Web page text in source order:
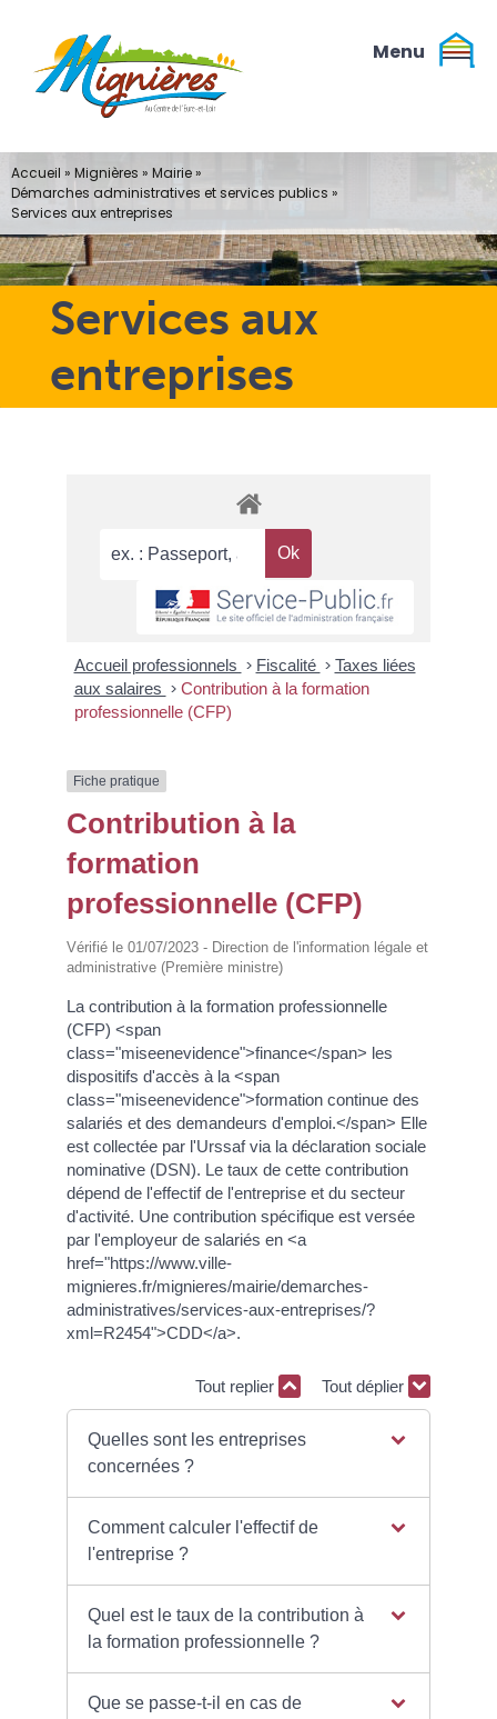
contenu
Services aux
entreprises
Accueil » Mignières » Mairie»
Démarches administratives et services publics »
Services aux entreprises
Accueil professionnels > Fiscalité > Taxes liées
aux salaires > Contribution à la formation
professionnelle (CFP)
Fiche pratique
Contribution à la
formation
professionnelle (CFP)
Vérifié le 01/07/2023 - Direction de l'information légale et
administrative (Première ministre)
La contribution à la formation professionnelle
(CFP) <span
class="miseenevidence">finance</span> les
dispositifs d'accès à la <span
class="miseenevidence">formation continue des
salariés et des demandeurs d'emploi.</span> Elle
est collectée par l'Urssaf via la déclaration sociale
nominative (DSN). Le taux de cette contribution
dépend de l'effectif de l'entreprise et du secteur
d'activité. Une contribution spécifique est versée
par l'employeur de salariés en <a
href="https://www.ville-
mignieres.fr/mignieres/mairie/demarches-
administratives/services-aux-entreprises/?
xml=R2454">CDD</a>.
Tout replier Tout déplier
Quelles sont les entreprises
concernées ?
Comment calculer l'effectif de
l'entreprise ?
Quel est le taux de la contribution à
la formation professionnelle ?
Que se passe-t-il en cas de